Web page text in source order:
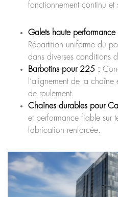
fonctionnement continu et
Galets haute
Répartition uniforme du
dans diverses conditions
Barbotins pour 225 :
l’alignement de la
de roulement.
Chaînes durables pour
et performance fiable sur
fabrication renforcée.